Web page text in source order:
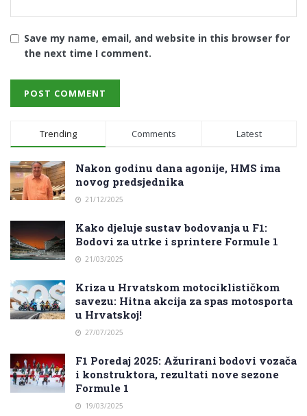
Save my name, email, and website in this browser for
the next time I comment.
Trending Comments Latest
Nakon godinu dana agonije, HMS ima
novog predsjednika
21/12/2025
Kako djeluje sustav bodovanja u F1:
Bodovi za utrke i sprintere Formule 1
21/03/2025
Kriza u Hrvatskom motociklističkom
savezu: Hitna akcija za spas motosporta
u Hrvatskoj!
27/07/2025
F1 Poredaj 2025: Ažurirani bodovi vozača
i konstruktora, rezultati nove sezone
Formule 1
19/03/2025